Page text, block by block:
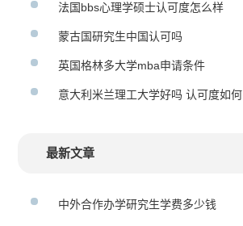
法国bbs心理学硕士认可度怎么样
蒙古国研究生中国认可吗
英国格林多大学mba申请条件
意大利米兰理工大学好吗 认可度如何
最新文章
中外合作办学研究生学费多少钱